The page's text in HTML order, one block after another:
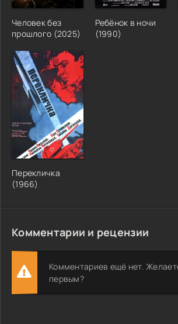
Человек без
прошлого (2025)
Ребёнок в ночи
(1990)
Перекличка
(1966)
Комментарии и рецензии
Комментариев ещё нет.
первым?